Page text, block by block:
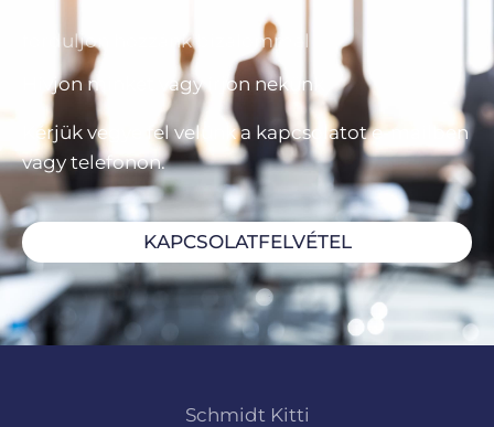
forduljon hozzánk bizalommal
Hívjon minket vagy írjon nekünk
Kérjük vegye fel velünk a kapcsolatot e-mailben
vagy telefonon.
KAPCSOLATFELVÉTEL
Schmidt Kitti